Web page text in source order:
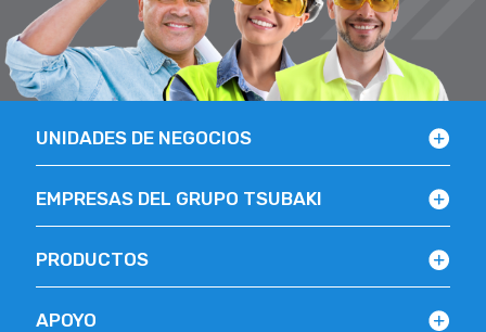
UNIDADES DE NEGOCIOS
EMPRESAS DEL GRUPO TSUBAKI
PRODUCTOS
APOYO